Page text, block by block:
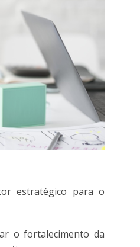
estratégico para o
o fortalecimento da